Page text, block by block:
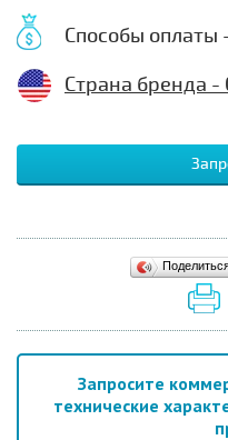
Способы оплаты
Страна бренда
Запросите
технические